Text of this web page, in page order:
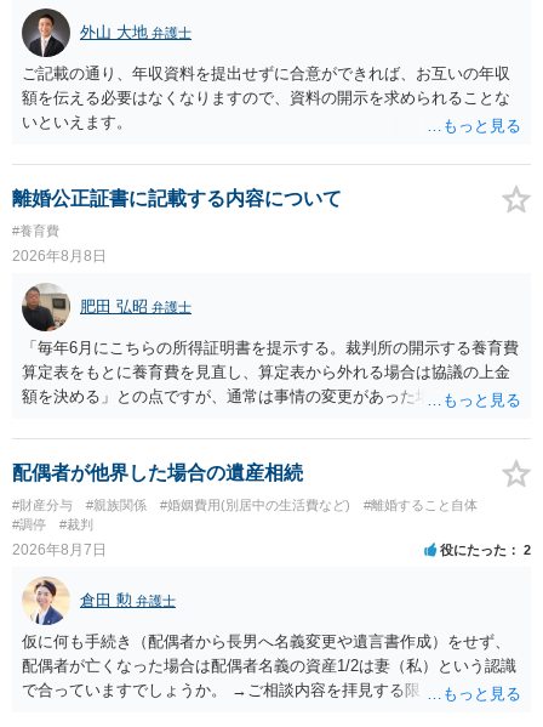
外山 大地 弁護士
ご記載の通り、年収資料を提出せずに合意ができれば、お互いの年収
額を伝える必要はなくなりますので、資料の開示を求められることな
いといえます。
離婚公正証書に記載する内容について
#養育費
2026年8月8日
肥田 弘昭 弁護士
「毎年6月にこちらの所得証明書を提示する。裁判所の開示する養育費
算定表をもとに養育費を見直し、算定表から外れる場合は協議の上金
額を決める」との点ですが、通常は事情の変更があった場合に変更し
来なかった事情の変更により双方協議の上増減出来る」と「通知義務
に勤務先」が含まれているので、私に収入が入った事は相手に通知が
行く事になり、上記のような文言が無くても養育費の見直しは適宜出
来るかと思うのですが違うのでしょうか？との点はそのとおりかと思
います。養育費は事情の変更があった場合に変更するので毎年見直す
配偶者が他界した場合の遺産相続
#財産分与 #親族関係 #婚姻費用(別居中の生活費など)
#離婚すること自体
#調停
#裁判
2026年8月7日 役にたった 2
倉田 勲 弁護士
仮に何も手続き（配偶者から長男へ名義変更や遺言書作成）をせず、
配偶者が亡くなった場合は配偶者名義の資産1/2は妻（私）という認識
で合っていますでしょうか。 →ご相談内容を拝見する限りでは、その